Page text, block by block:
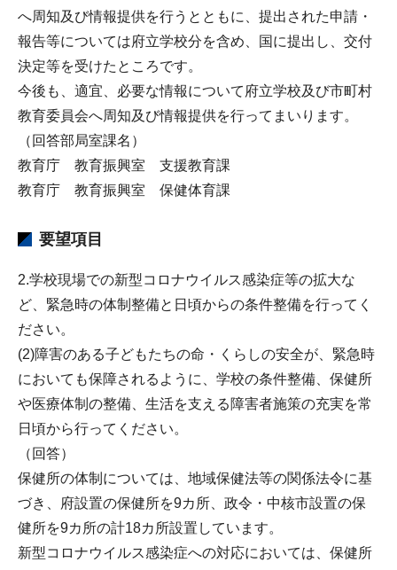
へ周知及び情報提供を行うとともに、提出された申請・
報告等については府立学校分を含め、国に提出し、交付
決定等を受けたところです。
今後も、適宜、必要な情報について府立学校及び市町村
教育委員会へ周知及び情報提供を行ってまいります。
（回答部局室課名）
教育庁 教育振興室 支援教育課
教育庁 教育振興室 保健体育課
要望項目
2.学校現場での新型コロナウイルス感染症等の拡大な
ど、緊急時の体制整備と日頃からの条件整備を行ってく
ださい。
(2)障害のある子どもたちの命・くらしの安全が、緊急時
においても保障されるように、学校の条件整備、保健所
や医療体制の整備、生活を支える障害者施策の充実を常
日頃から行ってください。
（回答）
保健所の体制については、地域保健法等の関係法令に基
づき、府設置の保健所を9カ所、政令・中核市設置の保
健所を9カ所の計18カ所設置しています。
新型コロナウイルス感染症への対応においては、保健所